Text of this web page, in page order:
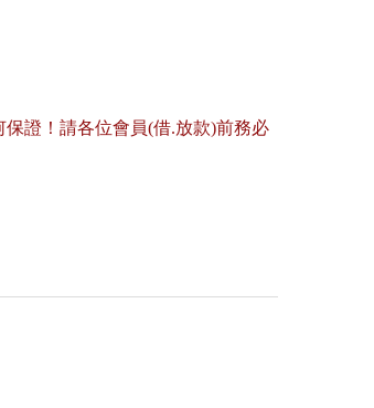
證！請各位會員(借.放款)前務必